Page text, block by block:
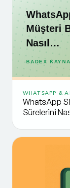
Müşteri
Nasıl…
BADEX
WHATSAPP & AI
WhatsApp
Sürelerini